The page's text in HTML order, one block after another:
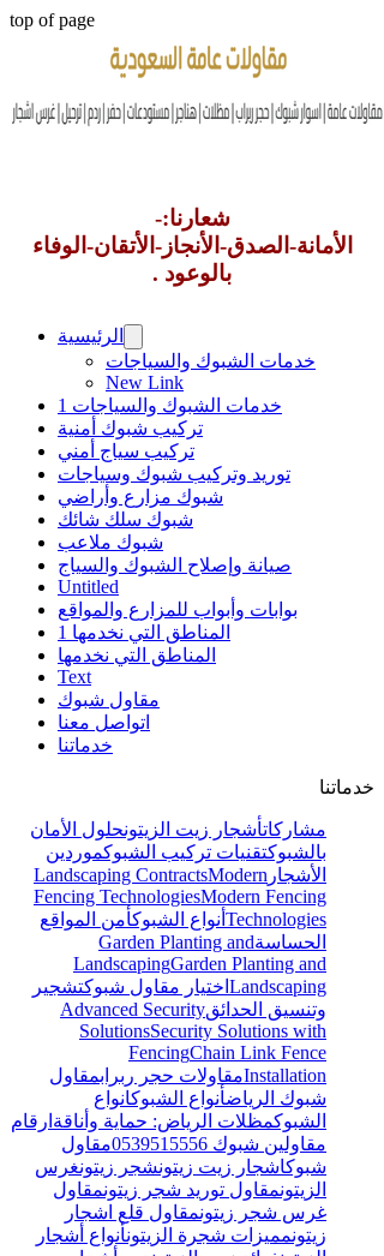
top of page
شعارنا:-
الأمانة-الصدق-الأنجاز-الأتقان-الوفاء
بالوعود .
الرئيسية
خدمات الشبوك والسياجات
New Link
خدمات الشبوك والسياجات 1
تركيب شبوك أمنية
تركيب سياج أمني
توريد وتركيب شبوك وسياجات
شبوك مزارع وأراضي
شبوك سلك شائك
شبوك ملاعب
صيانة وإصلاح الشبوك والسياج
Untitled
بوابات وأبواب للمزارع والمواقع
المناطق التي نخدمها 1
المناطق التي نخدمها
Text
مقاول شبوك
اتواصل معنا
خدماتنا
خدماتنا
مشاركاتأشجار زيت الزيتونحلول الأمان
بالشبوكتقنيات تركيب الشبوكموردين
الأشجار
Landscaping ContractsModern
Fencing TechnologiesModern Fencing
Technologies أنواع الشبوكأمن المواقع
الحساسةGarden Planting and
LandscapingGarden Planting and
Landscaping اختيار مقاول شبوكتشجير
وتنسيق الحدائقAdvanced Security
SolutionsSecurity Solutions with
FencingChain Link Fence
Installationمقاولات حجر ربرابمقاول
شبوك الرياضأنواع الشبوكانواع
الشبوكمظلات الرياض: حماية وأناقة ارقام
مقاولين شبوك 0539515556
مقاول
شبوكاشجار زيت زيتونشجر زيتونغرس
الزيتونمقاول توريد شجر زيتونمقاول
غرس شجر زيتونمقاول قلع اشجار
زيتونمميزات شجرة الزيتونأنواع أشجار